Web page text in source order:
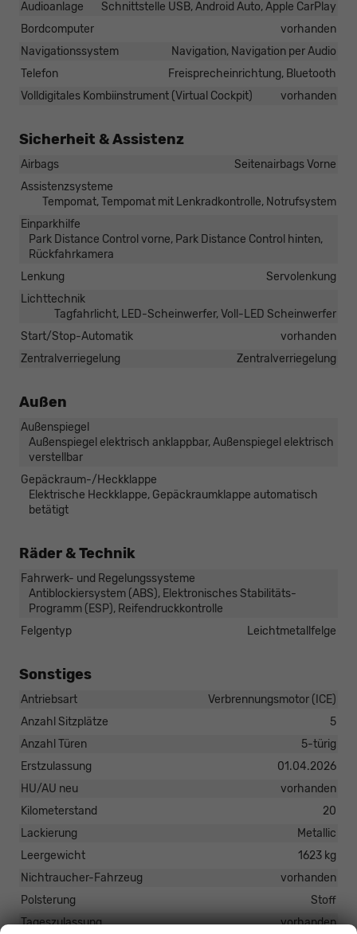
Audioanlage
Schnittstelle USB, Android Auto, Apple CarPlay
Bordcomputer
vorhanden
Navigationssystem
Navigation, Navigation per Audio
Telefon
Freisprecheinrichtung, Bluetooth
Volldigitales Kombiinstrument (Virtual Cockpit)
vorhanden
Sicherheit & Assistenz
Airbags
Seitenairbags Vorne
Assistenzsysteme
Tempomat, Tempomat mit Lenkradkontrolle, Notrufsystem
Einparkhilfe
Park Distance Control vorne, Park Distance Control hinten,
Rückfahrkamera
Lenkung
Servolenkung
Lichttechnik
Tagfahrlicht, LED-Scheinwerfer, Voll-LED Scheinwerfer
Start/Stop-Automatik
vorhanden
Zentralverriegelung
Zentralverriegelung
Außen
Außenspiegel
Außenspiegel elektrisch anklappbar, Außenspiegel elektrisch
verstellbar
Gepäckraum-/Heckklappe
Elektrische Heckklappe, Gepäckraumklappe automatisch
betätigt
Räder & Technik
Fahrwerk- und Regelungssysteme
Antiblockiersystem (ABS), Elektronisches Stabilitäts-
Programm (ESP), Reifendruckkontrolle
Felgentyp
Leichtmetallfelge
Sonstiges
Antriebsart
Verbrennungsmotor (ICE)
Anzahl Sitzplätze
5
Anzahl Türen
5-türig
Erstzulassung
01.04.2026
HU/AU neu
vorhanden
Kilometerstand
20
Lackierung
Metallic
Leergewicht
1623 kg
Nichtraucher-Fahrzeug
vorhanden
Polsterung
Stoff
Tageszulassung
vorhanden